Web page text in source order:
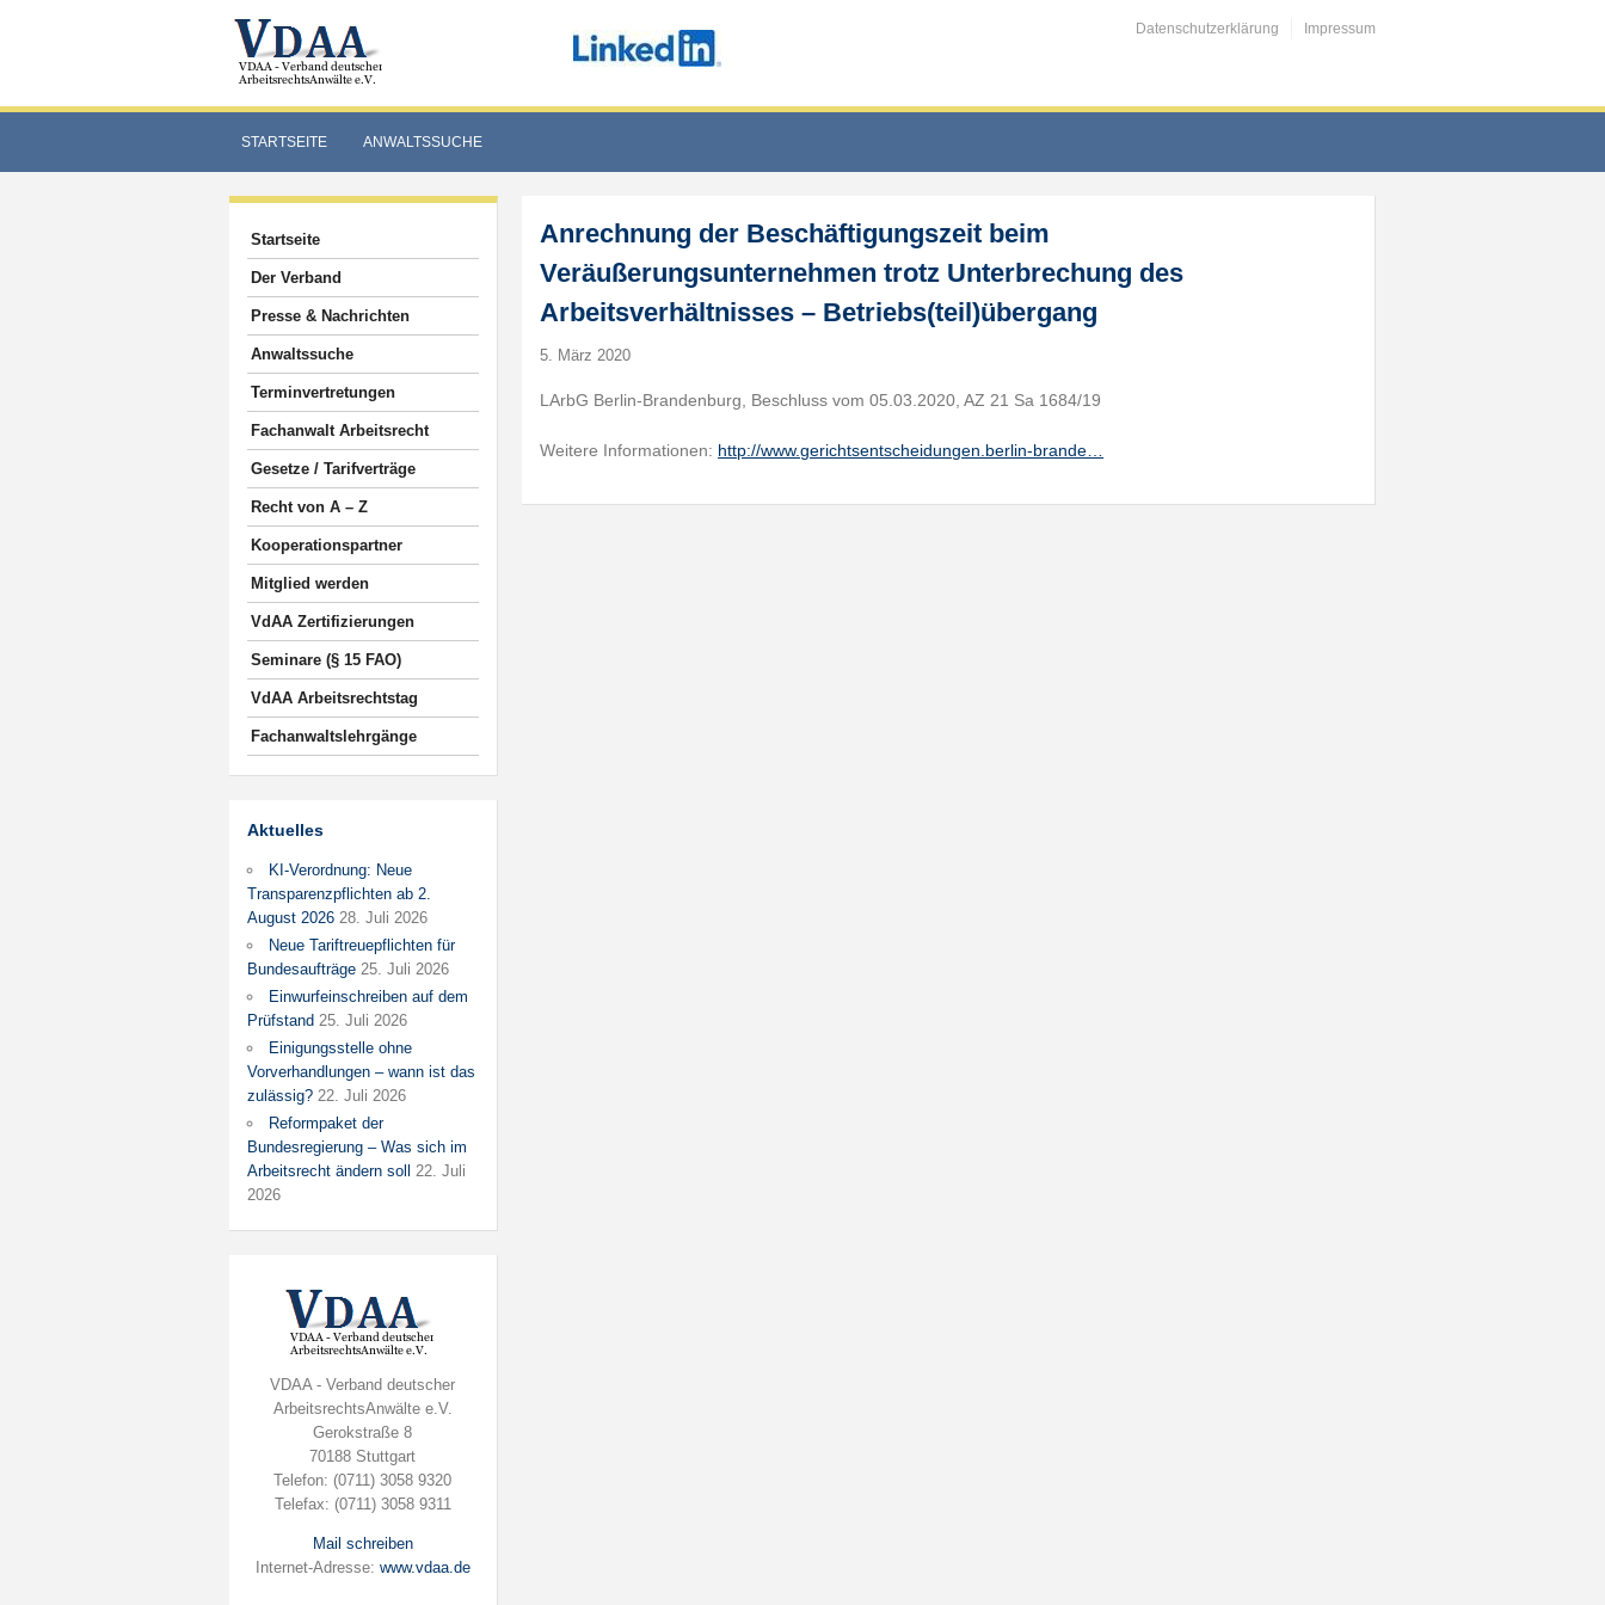
Datenschutzerklärung Impressum
STARTSEITE ANWALTSSUCHE
Startseite
Der Verband
Presse & Nachrichten
Anwaltssuche
Terminvertretungen
Fachanwalt Arbeitsrecht
Gesetze / Tarifverträge
Recht von A – Z
Kooperationspartner
Mitglied werden
VdAA Zertifizierungen
Seminare (§ 15 FAO)
VdAA Arbeitsrechtstag
Fachanwaltslehrgänge
Aktuelles
KI-Verordnung: Neue
Transparenzpflichten ab 2.
August 2026 28. Juli 2026
Neue Tariftreuepflichten für
Bundesaufträge 25. Juli 2026
Einwurfeinschreiben auf dem
Prüfstand 25. Juli 2026
Einigungsstelle ohne
Vorverhandlungen – wann ist das
zulässig? 22. Juli 2026
Reformpaket der
Bundesregierung – Was sich im
Arbeitsrecht ändern soll
22. Juli
2026
VDAA - Verband deutscher
ArbeitsrechtsAnwälte e.V.
Gerokstraße 8
70188 Stuttgart
Telefon: (0711) 3058 9320
Telefax: (0711) 3058 9311
Mail schreiben
Internet-Adresse: www.vdaa.de
Anrechnung der Beschäftigungszeit beim
Veräußerungsunternehmen trotz Unterbrechung des
Arbeitsverhältnisses – Betriebs(teil)übergang
5. März 2020
LArbG Berlin-Brandenburg, Beschluss vom 05.03.2020, AZ 21 Sa 1684/19
Weitere Informationen: http://www.gerichtsentscheidungen.berlin-brande…